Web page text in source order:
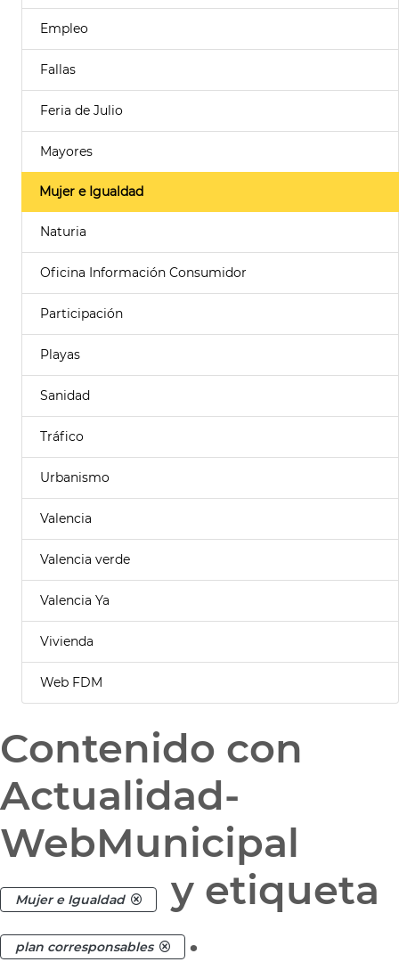
Empleo
Fallas
Feria de Julio
Mayores
Mujer e Igualdad
Naturia
Oficina Información Consumidor
Participación
Playas
Sanidad
Tráfico
Urbanismo
Valencia
Valencia verde
Valencia Ya
Vivienda
Web FDM
Contenido con
Actualidad-
WebMunicipal
Mujer e Igualdad y etiqueta
plan corresponsables .